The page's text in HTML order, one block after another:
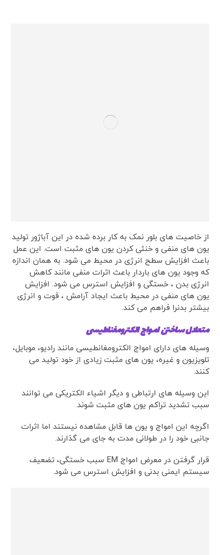
از خاصیت های بلور نمک به کار برده شده در این آباژور تولید
یون های منفی و خنثی کردن یون های مثبت است. این عمل
باعث افزایش سطح انرژی در محیط می شود. به همان اندازه
که وجود یون های باردار باعث اثرات منفی مانند کاهش
انرژی بدن ، خستگی و افزایش استرس می شود. افزایش
یون های منفی در محیط باعث ایجاد آرامش ، قوت و انرژی
بیشتر بدنرا فراهم می کند.
متعادل ساختن امواج الکترومغناطیسی
وسیله های دارای امواج الکترومغانطیسی مانند رادیو، موبایل،
تلویزیون و غیره، یون های مثبت زیادی از خود تولید می
کنند.
این وسیله های ارتباطی و دیگر اشیاء الکتریکی می توانند
سبب تشدید تراکم یون های مثبت شوند.
اگرچه این امواج و یون ها قابل مشاهده نیستند اما اثرات
جانبی خود را در طولانی مدت به جای می گذارند.
قرار گرفتن در معرض امواج EM سبب خستگی، تضعیف
سیستم ایمنی بدنی و افزایش استرس می شود.